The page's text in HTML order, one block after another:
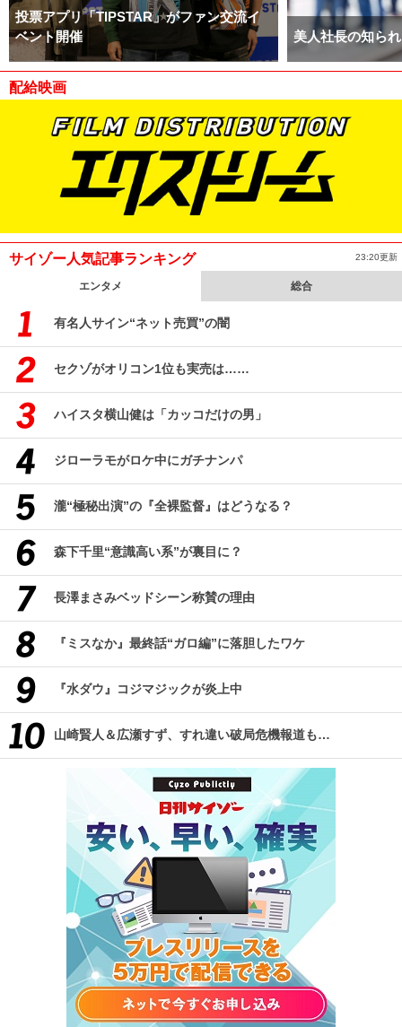
投票アプリ「TIPSTAR」がファン交流イ
ベント開催
美人社長の知ら
配給映画
サイゾー人気記事ランキング 23:20更新
エンタメ 総合
有名人サイン“ネット売買”の闇
セクゾがオリコン1位も実売は……
ハイスタ横山健は「カッコだけの男」
ジローラモがロケ中にガチナンパ
瀧“極秘出演”の『全裸監督』はどうなる？
森下千里“意識高い系”が裏目に？
長澤まさみベッドシーン称賛の理由
『ミスなか』最終話“ガロ編”に落胆したワケ
『水ダウ』コジマジックが炎上中
山崎賢人＆広瀬すず、すれ違い破局危機報道も…